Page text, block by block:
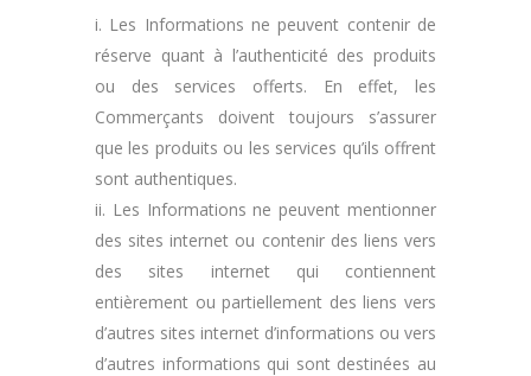
i. Les Informations ne peuvent contenir de
réserve quant à l’authenticité des produits
ou des services offerts. En effet, les
Commerçants doivent toujours s’assurer
que les produits ou les services qu’ils offrent
sont authentiques.
ii. Les Informations ne peuvent mentionner
des sites internet ou contenir des liens vers
des sites internet qui contiennent
entièrement ou partiellement des liens vers
d’autres sites internet d’informations ou vers
d’autres informations qui sont destinées au